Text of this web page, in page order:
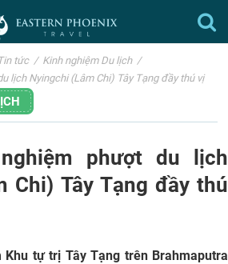
tức / Kinh nghiệm Du lịch /
lịch Nyingchi (Lâm Chi) Tây Tạng đầy thú vị
phượt du lịch
Chi) Tây Tạng đầy thú
Khu tự trị Tây Tạng trên Brahmaputra